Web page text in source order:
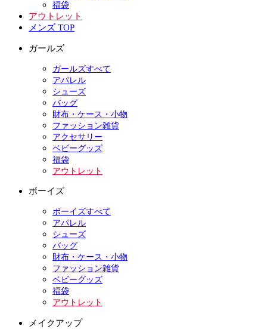
福袋
アウトレット
メンズ TOP
ガールズ
ガールズすべて
アパレル
シューズ
バッグ
財布・ケース・小物
ファッション雑貨
アクセサリー
ベビーグッズ
福袋
アウトレット
ボーイズ
ボーイズすべて
アパレル
シューズ
バッグ
財布・ケース・小物
ファッション雑貨
ベビーグッズ
福袋
アウトレット
メイクアップ